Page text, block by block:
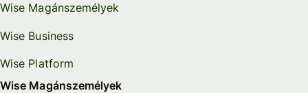
Wise Magánszemélyek
Wise Business
Wise Platform
Wise Magánszemélyek